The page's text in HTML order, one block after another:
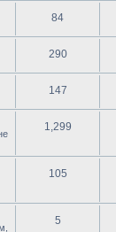
84
290
147
1,299
105
5